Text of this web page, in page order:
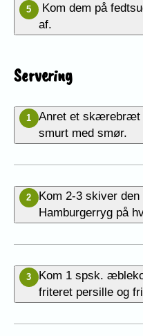
5
Kom dem på
af.
Servering
1
Anret et skærebræt
smurt med smør.
2
Kom 2-3 skiver
Hamburgerryg på
3
Kom 1 spsk.
friteret persille og